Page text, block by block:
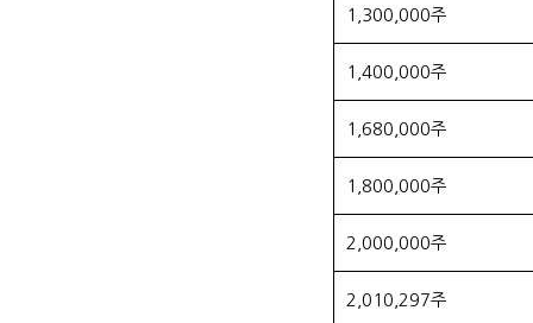
1,300,000주
1,400,000주
1,680,000주
1,800,000주
2,000,000주
2,010,297주